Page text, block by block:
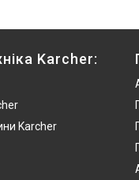
Karcher:
Karcher